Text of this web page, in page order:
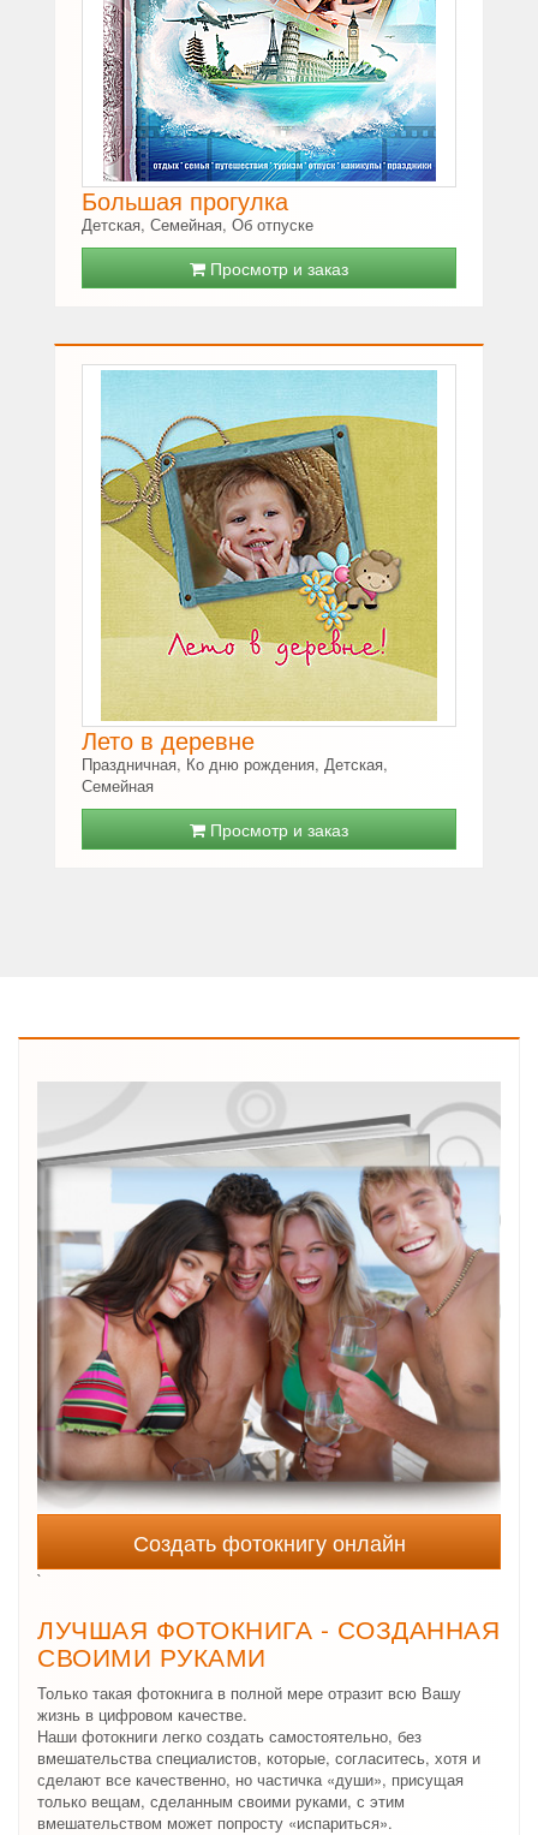
Большая прогулка
Детская, Семейная, Об отпуске
Просмотр и заказ
Лето в деревне
Праздничная, Ко дню рождения, Детская,
Семейная
Просмотр и заказ
Создать фотокнигу онлайн
`
ЛУЧШАЯ ФОТОКНИГА - СОЗДАННАЯ
СВОИМИ РУКАМИ
Только такая фотокнига в полной мере отразит всю Вашу
жизнь в цифровом качестве.
Наши фотокниги легко создать самостоятельно, без
вмешательства специалистов, которые, согласитесь, хотя и
сделают все качественно, но частичка «души», присущая
только вещам, сделанным своими руками, с этим
вмешательством может попросту «испариться».